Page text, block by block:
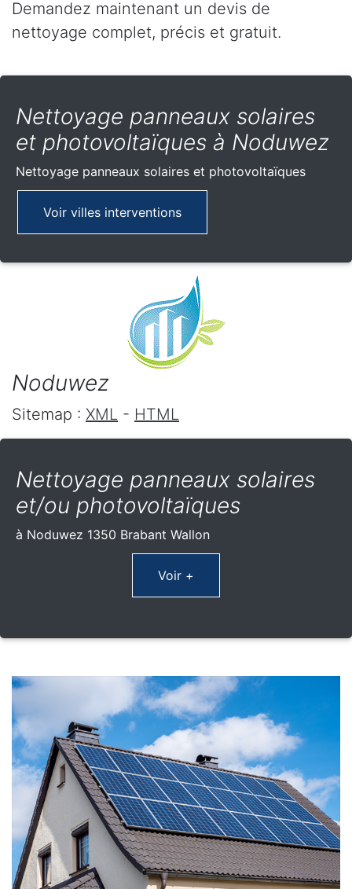
Demandez maintenant un devis de
nettoyage complet, précis et gratuit.
Nettoyage panneaux solaires
et photovoltaïques à Noduwez
Nettoyage panneaux solaires et photovoltaïques
Voir villes interventions
Noduwez
Sitemap : XML - HTML
Nettoyage panneaux solaires
et/ou photovoltaïques
à Noduwez 1350 Brabant Wallon
Voir +